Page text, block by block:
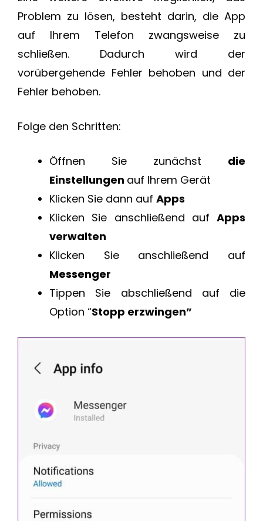
Problem zu lösen, besteht darin, die App
auf Ihrem Telefon zwangsweise zu
schließen. Dadurch wird der
vorübergehende Fehler behoben und der
Fehler behoben.
Folge den Schritten:
Öffnen Sie zunächst die
Einstellungen auf Ihrem Gerät
Klicken Sie dann auf Apps
Klicken Sie anschließend auf Apps
verwalten
Klicken Sie anschließend auf
Messenger
Tippen Sie abschließend auf die
Option “Stopp erzwingen”